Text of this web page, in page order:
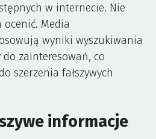
w internecie. Nie
Media
wyniki wyszukiwania
zainteresowań, co
szerzenia fałszywych
informacje